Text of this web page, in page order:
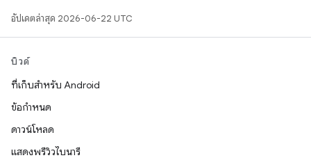
อัปเดตล่าสุด 2026-06-22 UTC
บิวด์
ที่เก็บสำหรับ Android
ข้อกำหนด
ดาวน์โหลด
แสดงพรีวิวไบนารี